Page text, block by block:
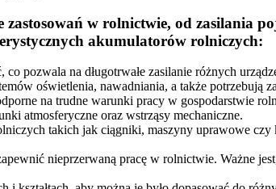
w rolnictwie, od zasilania
akumulatorów rolniczych:
pozwala na długotrwałe zasilanie różnych
oświetlenia, nawadniania, a także potrzebują
na trudne warunki pracy w gospodarstwie
atmosferyczne oraz wstrząsy mechaniczne.
takich jak ciągniki, maszyny uprawowe
nieprzerwaną pracę w rolnictwie. Ważne